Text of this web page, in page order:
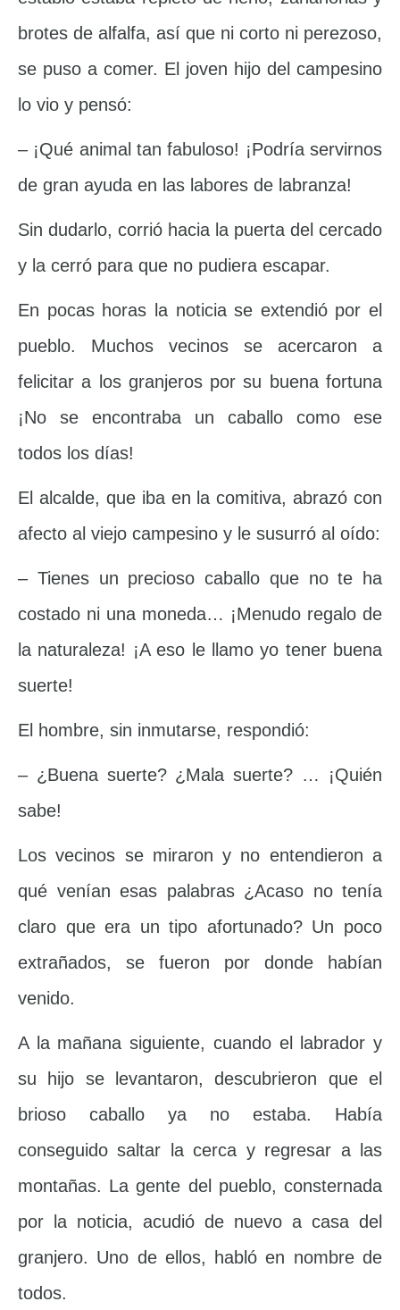
brotes de alfalfa, así que ni corto ni perezoso,
se puso a comer. El joven hijo del campesino
lo vio y pensó:
– ¡Qué animal tan fabuloso! ¡Podría servirnos
de gran ayuda en las labores de labranza!
Sin dudarlo, corrió hacia la puerta del cercado
y la cerró para que no pudiera escapar.
En pocas horas la noticia se extendió por el
pueblo. Muchos vecinos se acercaron a
felicitar a los granjeros por su buena fortuna
¡No se encontraba un caballo como ese
todos los días!
El alcalde, que iba en la comitiva, abrazó con
afecto al viejo campesino y le susurró al oído:
– Tienes un precioso caballo que no te ha
costado ni una moneda… ¡Menudo regalo de
la naturaleza! ¡A eso le llamo yo tener buena
suerte!
El hombre, sin inmutarse, respondió:
– ¿Buena suerte? ¿Mala suerte? … ¡Quién
sabe!
Los vecinos se miraron y no entendieron a
qué venían esas palabras ¿Acaso no tenía
claro que era un tipo afortunado? Un poco
extrañados, se fueron por donde habían
venido.
A la mañana siguiente, cuando el labrador y
su hijo se levantaron, descubrieron que el
brioso caballo ya no estaba. Había
conseguido saltar la cerca y regresar a las
montañas. La gente del pueblo, consternada
por la noticia, acudió de nuevo a casa del
granjero. Uno de ellos, habló en nombre de
todos.